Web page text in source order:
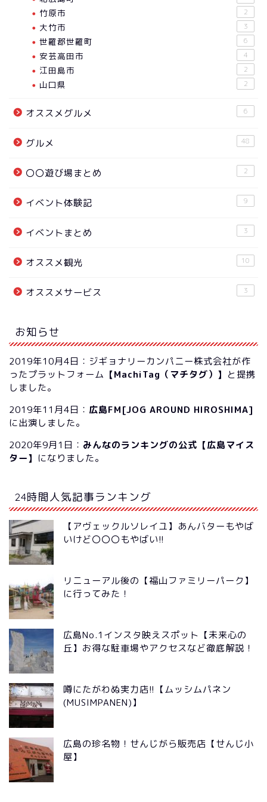
竹原市 2
大竹市 3
世羅郡世羅町 6
安芸高田市 4
江田島市 2
山口県 2
オススメグルメ 6
グルメ 48
〇〇遊び場まとめ 2
イベント体験記 9
イベントまとめ 3
オススメ観光 10
オススメサービス 3
お知らせ
2019年10月4日：ジギョナリーカンパニー株式会社が作
ったプラットフォーム 【MachiTag（マチタグ）】 と提携
しました。
2019年11月4日： 広島FM[JOG AROUND HIROSHIMA]
に出演しました。
2020年9月1日： みんなのランキングの公式【広島マイス
ター】 になりました。
24時間人気記事ランキング
【アヴェックルソレイユ】あんバターもやば
いけど〇〇〇もやばい!!
リニューアル後の【福山ファミリーパーク】
に行ってみた！
広島No.1インスタ映えスポット【未来心の
丘】お得な駐車場やアクセスなど徹底解説！
噂にたがわぬ実力店!!【ムッシムパネン
(MUSIMPANEN)】
広島の珍名物！せんじがら販売店【せんじ小
屋】